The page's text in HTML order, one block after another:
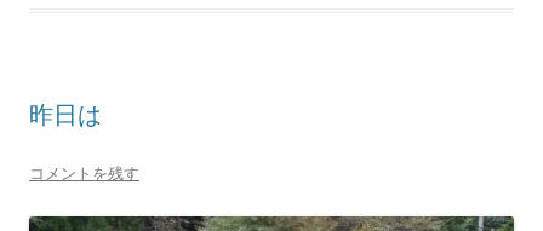
昨日は
コメントを残す